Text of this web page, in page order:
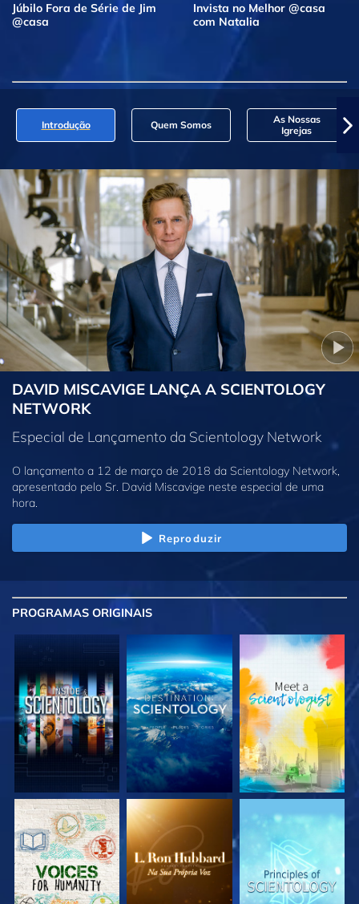
Júbilo Fora de Série de Jim
@casa
Invista no Melhor @casa
com Natalia
Introdução Quem Somos
As Nossas
Igrejas
DAVID MISCAVIGE LANÇA A SCIENTOLOGY
NETWORK
Especial de Lançamento da Scientology Network
O lançamento a 12 de março de 2018 da Scientology Network,
apresentado pelo Sr. David Miscavige neste especial de uma
hora.
Reproduzir
PROGRAMAS ORIGINAIS
EXPLORE A SÉRIE EXPLORE A SÉRIE EXPLORE A SÉRIE